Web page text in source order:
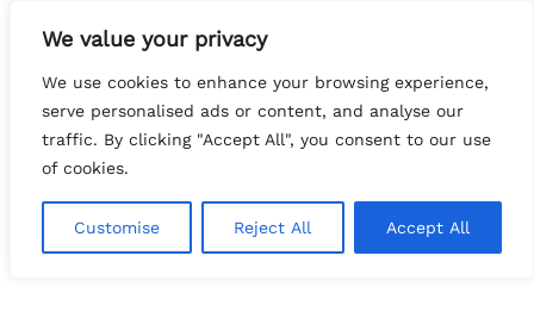
We value your privacy
We use cookies to enhance your browsing experience,
serve personalised ads or content, and analyse our
traffic. By clicking "Accept All", you consent to our use
of cookies.
Customise Reject All Accept All
para
conteúdo
tech.FATTOcs
GestaoDeTI